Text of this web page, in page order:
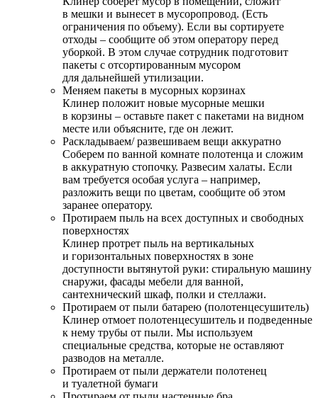
в мешки и вынесет в мусоропровод. (Есть
ограничения по объему). Если вы сортируете
отходы – сообщите об этом оператору перед
уборкой. В этом случае сотрудник подготовит
пакеты с отсортированным мусором
для дальнейшей утилизации.
Меняем пакеты в мусорных корзинах
Клинер положит новые мусорные мешки
в корзины – оставьте пакет с пакетами на видном
месте или объясните, где он лежит.
Раскладываем/ развешиваем вещи аккуратно
Соберем по ванной комнате полотенца и сложим
в аккуратную стопочку. Развесим халаты. Если
вам требуется особая услуга – например,
разложить вещи по цветам, сообщите об этом
заранее оператору.
Протираем пыль на всех доступных и свободных
поверхностях
Клинер протрет пыль на вертикальных
и горизонтальных поверхностях в зоне
доступности вытянутой руки: стиральную машину
снаружи, фасады мебели для ванной,
сантехнический шкаф, полки и стеллажи.
Протираем от пыли батарею (полотенцесушитель)
Клинер отмоет полотенцесушитель и подведенные
к нему трубы от пыли. Мы используем
специальные средства, которые не оставляют
разводов на металле.
Протираем от пыли держатели полотенец
и туалетной бумаги